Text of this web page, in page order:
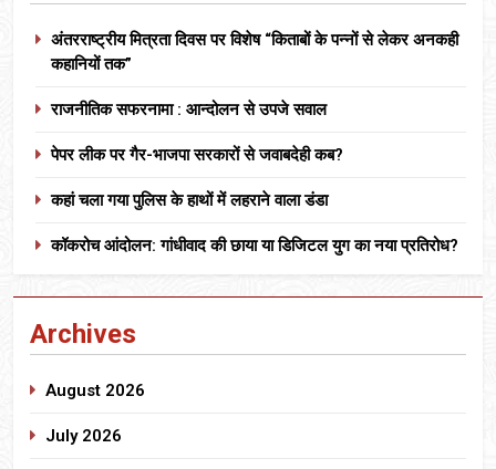
अंतरराष्ट्रीय मित्रता दिवस पर विशेष “किताबों के पन्नों से लेकर अनकही
कहानियों तक”
राजनीतिक सफरनामा : आन्दोलन से उपजे सवाल
पेपर लीक पर गैर-भाजपा सरकारों से जवाबदेही कब?
कहां चला गया पुलिस के हाथों में लहराने वाला डंडा
कॉकरोच आंदोलन: गांधीवाद की छाया या डिजिटल युग का नया प्रतिरोध?
Archives
August 2026
July 2026